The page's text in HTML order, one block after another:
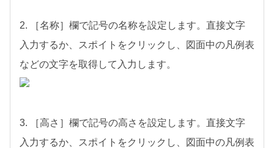
2. ［名称］欄で記号の名称を設定します。直接文字
入力するか、スポイトをクリックし、図面中の凡例表
などの文字を取得して入力します。
3. ［高さ］欄で記号の高さを設定します。直接文字
入力するか、スポイトをクリックし、図面中の凡例表